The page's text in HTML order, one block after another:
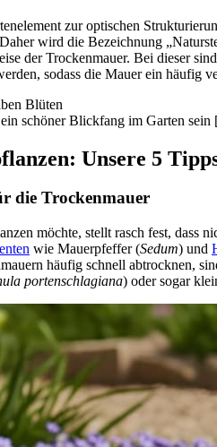
zur optischen
wird die Bezeichnung
der Trockenmauer. Bei dieser
sodass die Mauer ein häufig
schöner Blickfang im Garten
Unsere 5
die Trockenmauer
möchte, stellt rasch fest,
wie Mauerpfeffer (Sedum) und
häufig schnell abtrocknen,
portenschlagiana) oder sogar